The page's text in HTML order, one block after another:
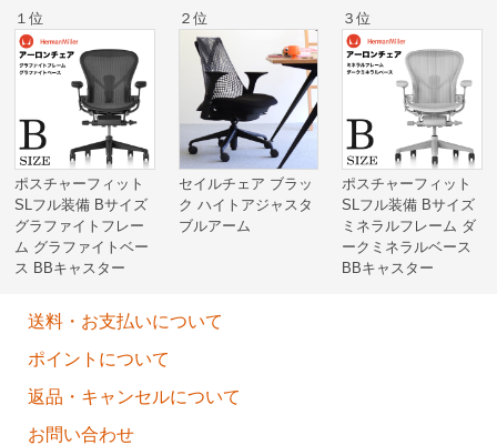
１位
ポスチャーフィット
SLフル装備 Bサイズ
グラファイトフレー
ム グラファイトベー
ス BBキャスター
２位
セイルチェア ブラッ
ク ハイトアジャスタ
ブルアーム
３位
ポスチャーフィット
SLフル装備 Bサイズ
ミネラルフレーム ダ
ークミネラルベース
BBキャスター
送料・お支払いについて
ポイントについて
返品・キャンセルについて
お問い合わせ